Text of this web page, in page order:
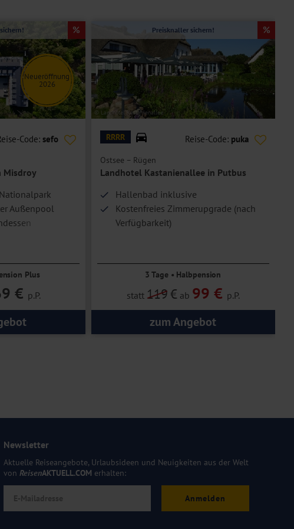
Neueröffnung
2026
Code: sefo
Misdroy
Außenpool
Plus
€ p.P.
© Landhotel Kastanienallee
Preisknaller sichern!
RRRR Reise-Code: puka
Ostsee – Rügen
Landhotel Kastanienallee in Putbus
Hallenbad inklusive
Kostenfreies Zimmerupgrade (nach
Verfügbarkeit)
3 Tage • Halbpension
statt 119€ ab 99 € p.P.
zum Angebot
Newsletter
Aktuelle Reiseangebote, Urlaubsideen und Neuigkeiten aus der Welt
von ReisenAKTUELL.COM erhalten:
Anmelden